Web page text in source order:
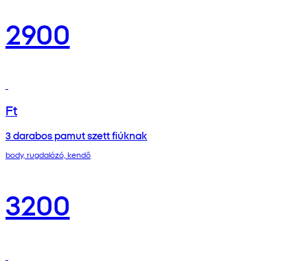
2900
Ft
3 darabos pamut szett fiúknak
body, rugdalózó, kendő
3200